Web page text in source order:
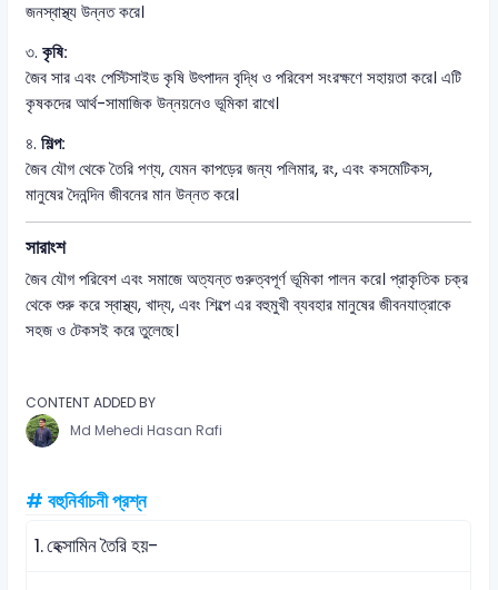
জনস্বাস্থ্য উন্নত করে।
৩.কৃষি:
জৈব সার এবং পেস্টিসাইড কৃষি উৎপাদন বৃদ্ধি ও পরিবেশ সংরক্ষণে সহায়তা করে। এটি
কৃষকদের আর্থ-সামাজিক উন্নয়নেও ভূমিকা রাখে।
৪.শিল্প:
জৈব যৌগ থেকে তৈরি পণ্য, যেমন কাপড়ের জন্য পলিমার, রং, এবং কসমেটিকস,
মানুষের দৈনন্দিন জীবনের মান উন্নত করে।
সারাংশ
জৈব যৌগ পরিবেশ এবং সমাজে অত্যন্ত গুরুত্বপূর্ণ ভূমিকা পালন করে। প্রাকৃতিক চক্র
থেকে শুরু করে স্বাস্থ্য, খাদ্য, এবং শিল্পে এর বহুমুখী ব্যবহার মানুষের জীবনযাত্রাকে
সহজ ও টেকসই করে তুলেছে।
CONTENT ADDED BY
Md Mehedi Hasan Rafi
# বহুনির্বাচনী প্রশ্ন
1.হেক্সামিন তৈরি হয়-